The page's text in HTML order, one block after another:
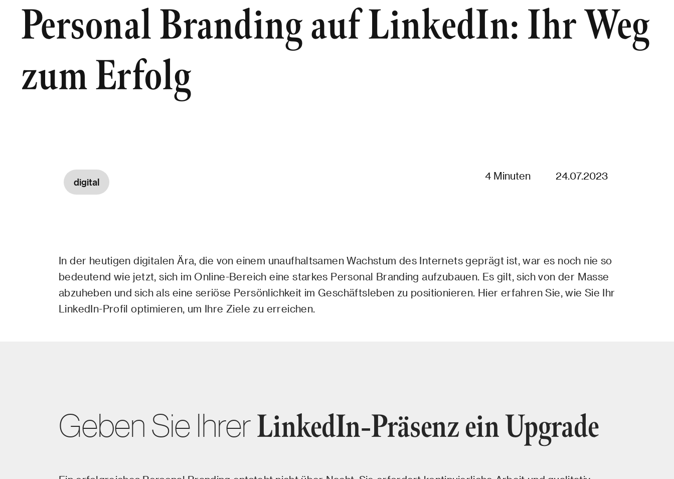
Personal Branding auf LinkedIn: Ihr Weg
zum Erfolg
digital
4 Minuten 24.07.2023
In der heutigen digitalen Ära, die von einem unaufhaltsamen Wachstum des Internets geprägt ist, war es noch nie so
bedeutend wie jetzt, sich im Online-Bereich eine starkes Personal Branding aufzubauen. Es gilt, sich von der Masse
abzuheben und sich als eine seriöse Persönlichkeit im Geschäftsleben zu positionieren. Hier erfahren Sie, wie Sie Ihr
LinkedIn-Profil optimieren, um Ihre Ziele zu erreichen.
Geben Sie IhrerLinkedIn-Präsenz ein Upgrade